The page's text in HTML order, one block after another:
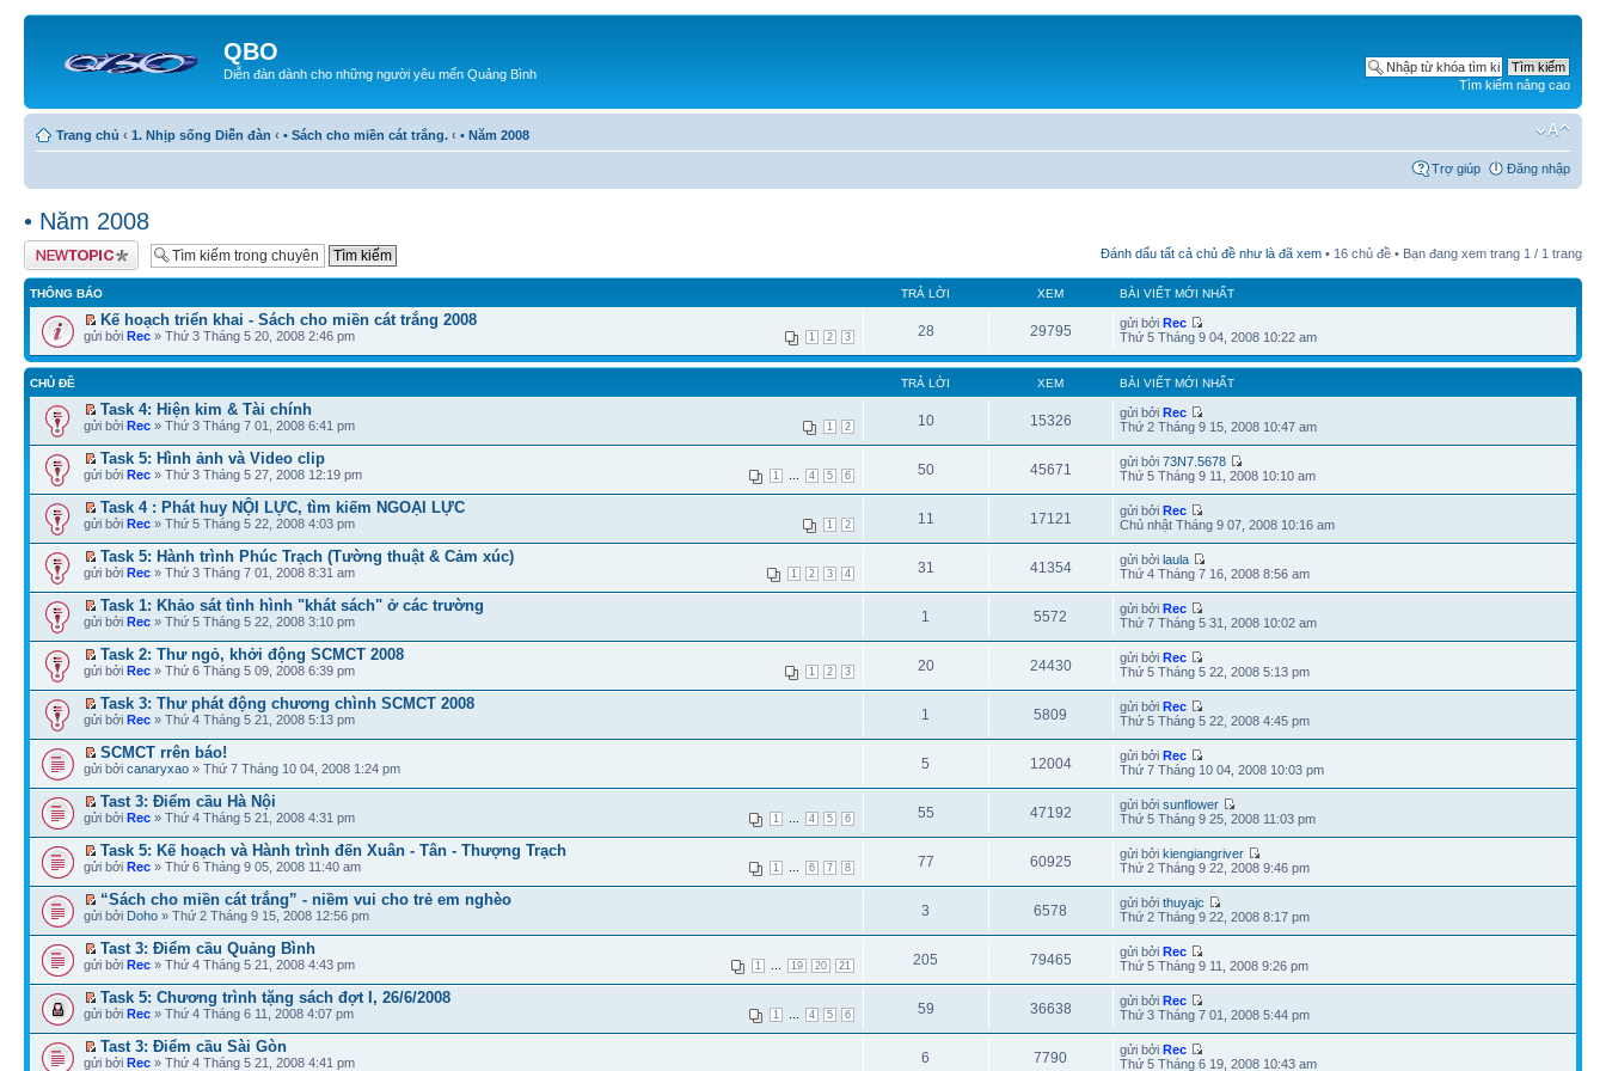
QBO
Diễn đàn dành cho những người yêu mến Quảng Bình
Tìm kiếm nâng cao
Trang chủ ‹ 1. Nhịp sống Diễn đàn ‹ • Sách cho miền cát trắng. ‹ • Năm 2008
Trợ giúp Đăng nhập
• Năm 2008
Tạo chủ đề mới Đánh dấu tất cả chủ đề như là đã xem • 16 chủ đề • Bạn đang xem trang 1 / 1 trang
THÔNG BÁO TRẢ LỜI XEM BÀI VIẾT MỚI NHẤT
Kế hoạch triển khai - Sách cho miền cát trắng 2008
1 2 3
gửi bởi Rec » Thứ 3 Tháng 5 20, 2008 2:46 pm 28 29795 gửi bởiRec
Thứ 5 Tháng 9 04, 2008 10:22 am
CHỦ ĐỀ TRẢ LỜI XEM BÀI VIẾT MỚI NHẤT
Task 4: Hiện kim & Tài chính
1 2
gửi bởi Rec » Thứ 3 Tháng 7 01, 2008 6:41 pm 10 15326 gửi bởiRec
Thứ 2 Tháng 9 15, 2008 10:47 am
Task 5: Hình ảnh và Video clip
1 4 5 6
gửi bởi Rec » Thứ 3 Tháng 5 27, 2008 12:19 pm 50 45671 gửi bởi73N7.5678
Thứ 5 Tháng 9 11, 2008 10:10 am
Task 4 : Phát huy NỘI LỰC, tìm kiếm NGOẠI LỰC
1 2
gửi bởi Rec » Thứ 5 Tháng 5 22, 2008 4:03 pm 11 17121 gửi bởiRec
Chủ nhật Tháng 9 07, 2008 10:16 am
Task 5: Hành trình Phúc Trạch (Tường thuật & Cảm xúc)
1 2 3 4
gửi bởi Rec » Thứ 3 Tháng 7 01, 2008 8:31 am 31 41354 gửi bởilaula
Thứ 4 Tháng 7 16, 2008 8:56 am
Task 1: Khảo sát tình hình "khát sách" ở các trường
gửi bởi Rec » Thứ 5 Tháng 5 22, 2008 3:10 pm 1 5572 gửi bởiRec
Thứ 7 Tháng 5 31, 2008 10:02 am
Task 2: Thư ngỏ, khởi động SCMCT 2008
1 2 3
gửi bởi Rec » Thứ 6 Tháng 5 09, 2008 6:39 pm 20 24430 gửi bởiRec
Thứ 5 Tháng 5 22, 2008 5:13 pm
Task 3: Thư phát động chương chình SCMCT 2008
gửi bởi Rec » Thứ 4 Tháng 5 21, 2008 5:13 pm 1 5809 gửi bởiRec
Thứ 5 Tháng 5 22, 2008 4:45 pm
SCMCT rrên báo!
gửi bởi canaryxao » Thứ 7 Tháng 10 04, 2008 1:24 pm 5 12004 gửi bởiRec
Thứ 7 Tháng 10 04, 2008 10:03 pm
Tast 3: Điểm cầu Hà Nội
1 4 5 6
gửi bởi Rec » Thứ 4 Tháng 5 21, 2008 4:31 pm 55 47192 gửi bởisunflower
Thứ 5 Tháng 9 25, 2008 11:03 pm
Task 5: Kế hoạch và Hành trình đến Xuân - Tân - Thượng Trạch
1 6 7 8
gửi bởi Rec » Thứ 6 Tháng 9 05, 2008 11:40 am 77 60925 gửi bởikiengiangriver
Thứ 2 Tháng 9 22, 2008 9:46 pm
“Sách cho miền cát trắng” - niềm vui cho trẻ em nghèo
gửi bởi Doho » Thứ 2 Tháng 9 15, 2008 12:56 pm 3 6578 gửi bởithuyajc
Thứ 2 Tháng 9 22, 2008 8:17 pm
Tast 3: Điểm cầu Quảng Bình
1 19 20 21
gửi bởi Rec » Thứ 4 Tháng 5 21, 2008 4:43 pm 205 79465 gửi bởiRec
Thứ 5 Tháng 9 11, 2008 9:26 pm
Task 5: Chương trình tặng sách đợt I, 26/6/2008
1 4 5 6
gửi bởi Rec » Thứ 4 Tháng 6 11, 2008 4:07 pm 59 36638 gửi bởiRec
Thứ 3 Tháng 7 01, 2008 5:44 pm
Tast 3: Điểm cầu Sài Gòn
gửi bởi Rec » Thứ 4 Tháng 5 21, 2008 4:41 pm 6 7790 gửi bởiRec
Thứ 5 Tháng 6 19, 2008 10:43 am